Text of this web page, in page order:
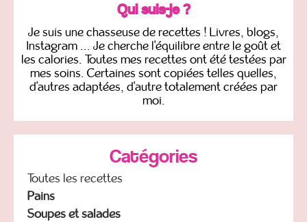
Qui suis-je ?
Je suis une chasseuse de recettes ! Livres, blogs,
Instagram ... Je cherche l'équilibre entre le goût et
les calories. Toutes mes recettes ont été testées par
mes soins. Certaines sont copiées telles quelles,
d'autres adaptées, d'autre totalement créées par
moi.
Catégories
Toutes les recettes
Pains
Soupes et salades